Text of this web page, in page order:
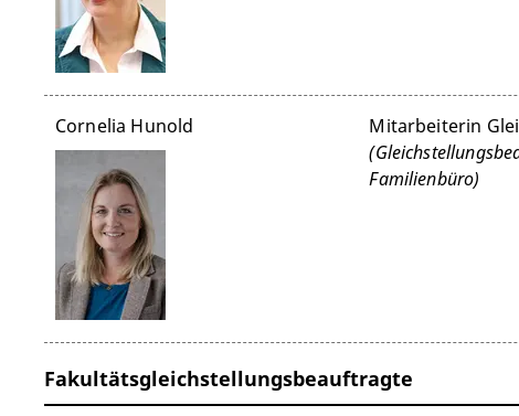
Cornelia Hunold
Mitarbeiterin
Familienbüro)
Fakultätsgleichstellungsbeauftragte